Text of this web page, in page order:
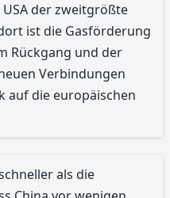
der zweitgrößte
ist die Gasförderung
Rückgang und der
Verbindungen
auf die europäischen
als die